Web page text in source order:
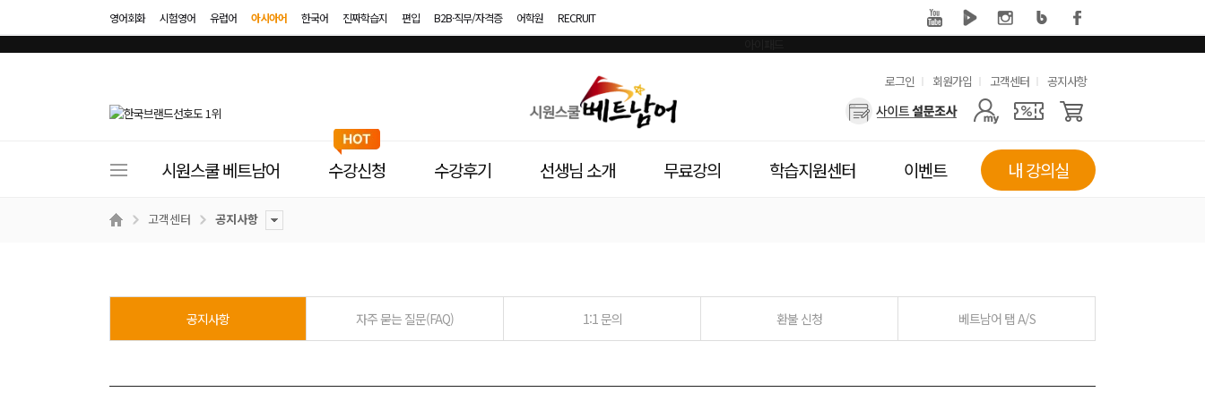
영어회화 시험영어 유럽어 아시아어 한국어 진짜학습지 편입 B2B·직무/자격증 어학원 RECRUIT
스
남
어
유
용
로그인 회원가입 고객센터 공지사항
사
자
메
이
메
시원스쿨 베트남어 수강신청 수강후기 선생님 소개 무료강의 학습지원센터 이벤트 내 강의실
고객센터 공지사항
공지사항 자주 묻는 질문(FAQ) 1:1 문의 환불 신청 베트남어 탭 A/S